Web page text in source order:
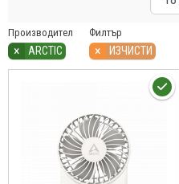
Производител
× ARCTIC
Филтър
× ИЗЧИСТИ